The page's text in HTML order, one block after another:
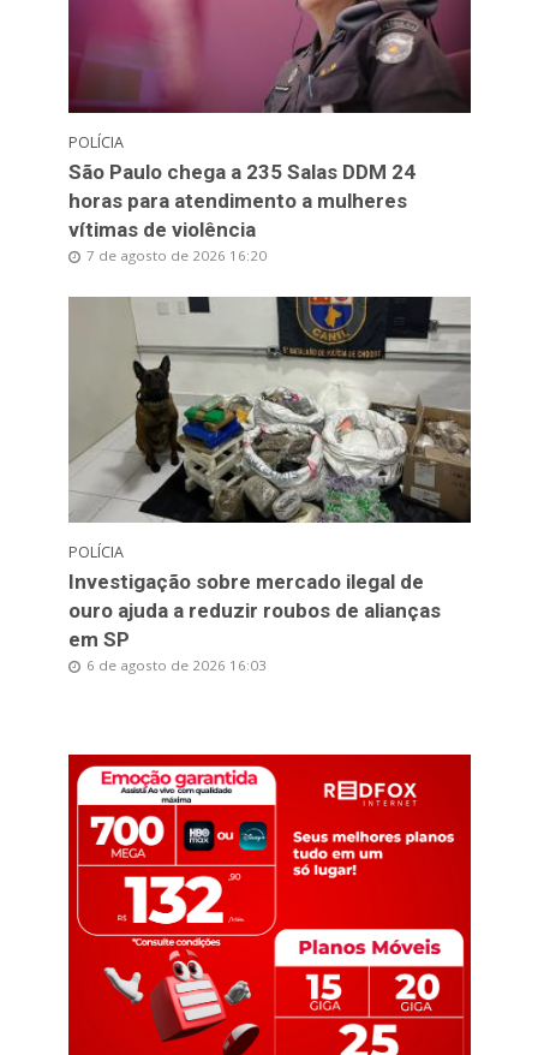
POLÍCIA
São Paulo chega a 235 Salas DDM 24
horas para atendimento a mulheres
vítimas de violência
7 de agosto de 2026 16:20
POLÍCIA
Investigação sobre mercado ilegal de
ouro ajuda a reduzir roubos de alianças
em SP
6 de agosto de 2026 16:03